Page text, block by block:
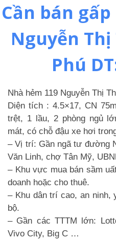
Cần bán
Nguyễn Thị
Phú
Nhà hẻm 119 Nguyễn Thị
Diện tích : 4.5×17, CN
trệt, 1 lầu, 2 phòng ngủ
mát, có chỗ đậu xe hơi
– Vị trí: Gần ngã tư đường
Văn Linh, chợ Tân Mỹ,
– Khu vực mua bán sầm
doanh hoặc cho thuê.
– Khu dân trí cao, an ninh,
bộ.
– Gần các TTTM lớn:
Vivo City, Big C …